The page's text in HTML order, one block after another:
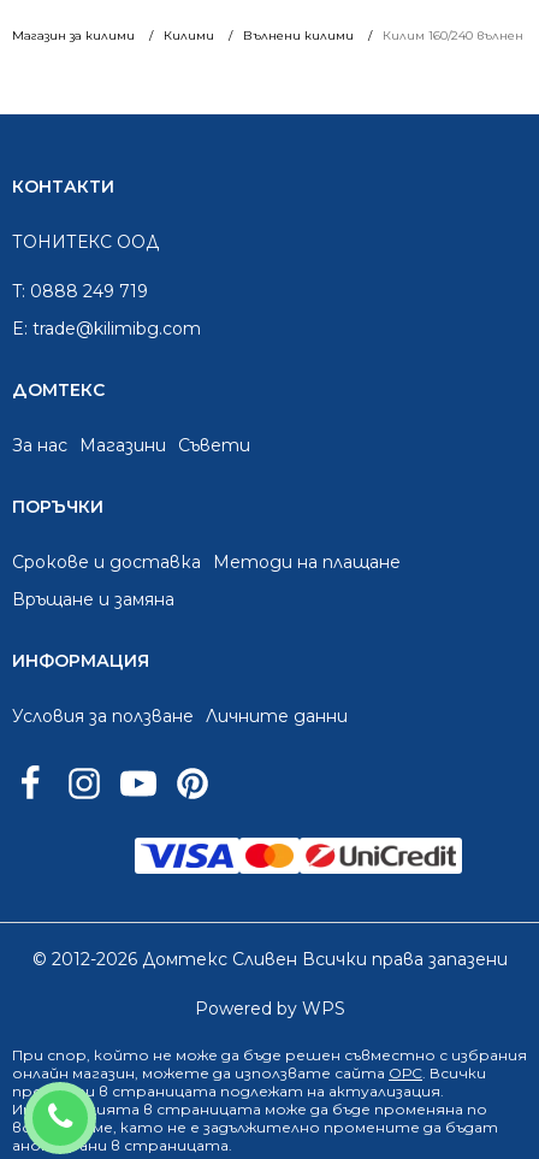
0888 249 719
Магазин за килими Килими Вълнени килими Килим 160/240 вълнен
КОНТАКТИ
ТОНИТЕКС ООД
T: 0888 249 719
E: trade@kilimibg.com
ДОМТЕКС
За нас Mагазини Съвети
ПОРЪЧКИ
Срокове и доставка
Методи на плащане
Връщане и замяна
ИНФОРМАЦИЯ
Условия за ползване Личните данни
© 2012-2026 Домтекс Сливен Всички права запазени
Powered by WPS
При спор, който не може да бъде решен съвместно с избрания
онлайн магазин, можете да използвате сайта ОРС. Всички
продукти в страницата подлежат на актуализация.
Информацията в страницата може да бъде променяна по
всяко време, като не е задължително промените да бъдат
анонсирани в страницата.